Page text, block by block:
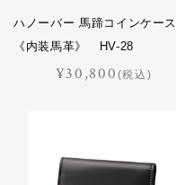
ハノーバー 馬蹄コインケース
《内装馬革》 HV-28
¥30,800 (税込)